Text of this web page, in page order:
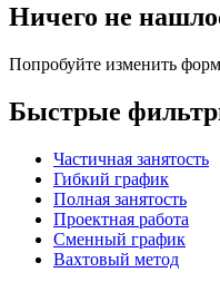
Ничего не
Попробуйте изменить
Быстрые
Частичная занятость
Гибкий график
Полная занятость
Проектная работа
Сменный график
Вахтовый метод